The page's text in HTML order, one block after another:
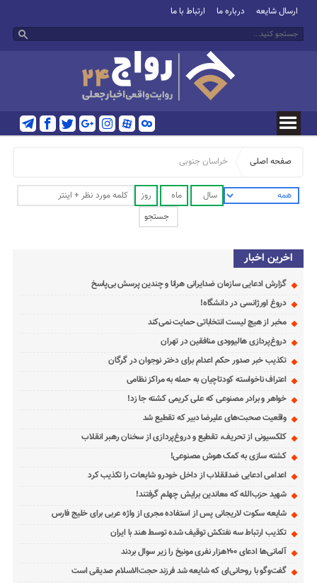
ارسال شایعه درباره ما ارتباط با ما
صفحه اصلی خراسان جنوبی
اخرین اخبار
گزارش ادعایی سازمان ضدایرانی هرانا و چندین پرسش بی‌پاسخ
دروغ اورژانسی در دانشگاه!
مخبر از هیچ لیست انتخاباتی حمایت نمی‌کند
دروغ‌پردازی هالیوودی منافقین در تهران
تکذیب خبر صدور حکم اعدام برای دختر نوجوان در گرگان
اعتراف ناخواسته کودتاچیان به حمله به مراکز نظامی
خواهر و برادر مصنوعی که علی کریمی کشته جا زد!
واقعیت صحبت‌های علیرضا دبیر که تقطیع شد
کلکسیونی از تحریف، تقطیع و دروغ‌پردازی از سخنان رهبر انقلاب
کشته سازی به کمک هوش مصنوعی!
اعدامی ادعایی ضدانقلاب از داخل خودرو شایعات را تکذیب کرد
شهید حزب‌الله که معاندین برایش چهلم گرفتند!
شایعه سکوت لاریجانی پس از استفاده مجری از واژه عربی برای خلیج فارس
تکذیب ارتباط سه نفتکش توقیف شده توسط هند با ایران
آلمانی‌ها ادعای ۲۰۰هزار نفری مونیخ را زیر سوال بردند
گفت‌وگو با روحانی‌ای که شایعه شد فرزند حجت‌الاسلام صدیقی است